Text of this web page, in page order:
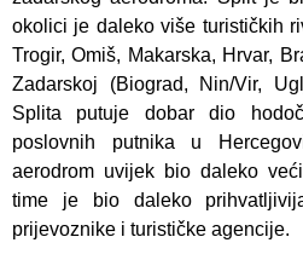
okolici je daleko više turističkih
Trogir, Omiš, Makarska, Hrvar,
Zadarskoj (Biograd, Nin/Vir,
Splita putuje dobar dio
poslovnih putnika u
aerodrom uvijek bio daleko
time je bio daleko
prijevoznike i turističke agencije.